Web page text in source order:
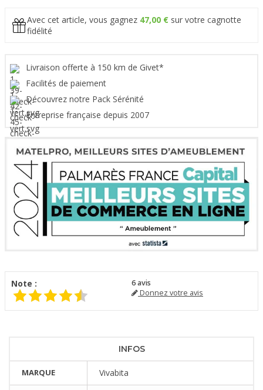
Avec cet article, vous gagnez 47,00 € sur votre cagnotte
fidélité
Livraison offerte à 150 km de Givet*
Facilités de paiement
Découvrez notre Pack Sérénité
Entreprise française depuis 2007
Note : 6avis
Donnez votre avis
INFOS
MARQUE Vivabita